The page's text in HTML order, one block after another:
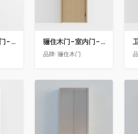
骊住木门-室内门-单开门-BFA-EF浅灰色 骊住木门-室内门-单开门-BFA-PP麦芽黄色
品牌: 骊住木门
收藏